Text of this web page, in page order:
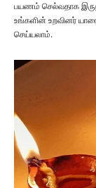
பயணம் செல்வதாக
உங்களின் உறவினர்
செய்யலாம்.